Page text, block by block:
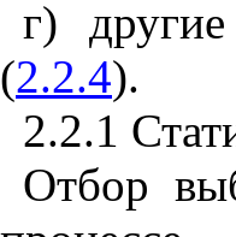
г)
(2.2.4).
2.2.1
Отбор